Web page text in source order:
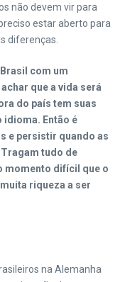
não devem vir para
estar aberto para
diferenças.
com um
que a vida será
do país tem suas
idioma. Então é
e persistir quando as
tudo de
momento difícil que o
riqueza a ser
na Alemanha